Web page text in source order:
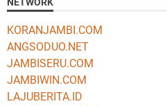
KORANJAMBI.COM
ANGSODUO.NET
JAMBISERU.COM
JAMBIWIN.COM
LAJUBERITA.ID